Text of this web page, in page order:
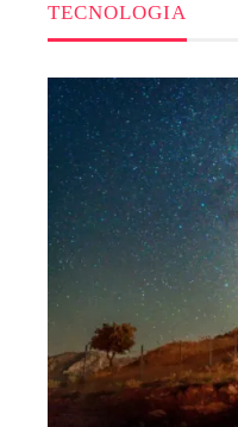
TECNOLOGIA